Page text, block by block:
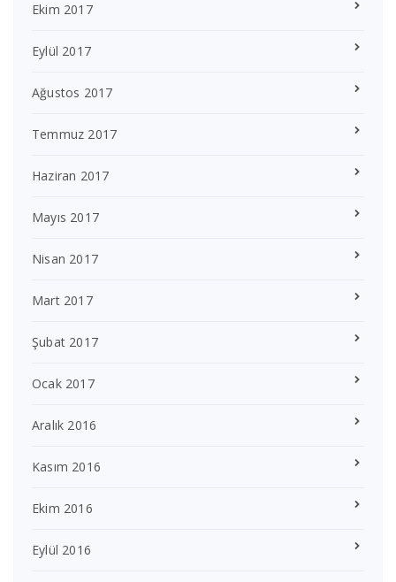
Ekim 2017
Eylül 2017
Ağustos 2017
Temmuz 2017
Haziran 2017
Mayıs 2017
Nisan 2017
Mart 2017
Şubat 2017
Ocak 2017
Aralık 2016
Kasım 2016
Ekim 2016
Eylül 2016